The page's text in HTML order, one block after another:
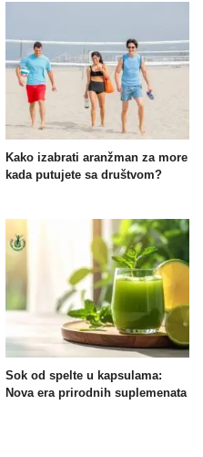
Kako izabrati aranžman za more
kada putujete sa društvom?
Sok od spelte u kapsulama:
Nova era prirodnih suplemenata